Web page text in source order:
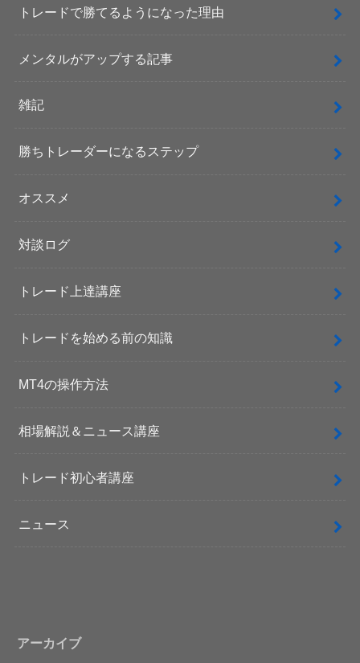
トレードで勝てるようになった理由
メンタルがアップする記事
雑記
勝ちトレーダーになるステップ
オススメ
対談ログ
トレード上達講座
トレードを始める前の知識
MT4の操作方法
相場解説＆ニュース講座
トレード初心者講座
ニュース
アーカイブ